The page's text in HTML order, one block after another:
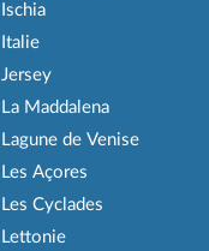
Ischia
Italie
Jersey
La Maddalena
Lagune de Venise
Les Açores
Les Cyclades
Lettonie